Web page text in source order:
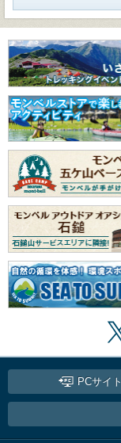
PCサイト